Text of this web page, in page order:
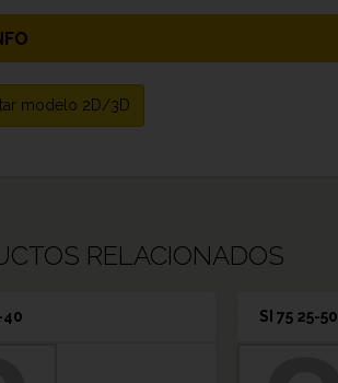
modelo 2D/3D
RELACIONADOS
40 SI 75 25-50